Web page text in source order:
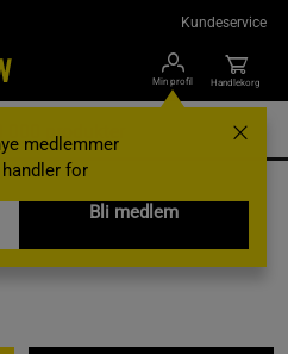
Kundeservice
Min profil
medlemmer
for
Bli medlem
Handlekorg